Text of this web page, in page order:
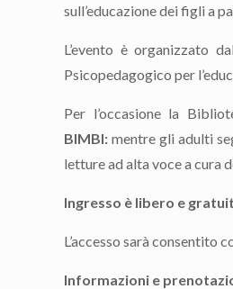
sull’educazione dei figli a
L’evento è organizzato
Psicopedagogico per
Per l’occasione la
BIMBI:mentre gli adulti
letture ad alta voce a cura
Ingresso è libero e
L’accesso sarà consentito
Informazioni e